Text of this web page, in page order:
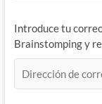
Introduce tu
Brainstomping y
de